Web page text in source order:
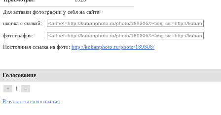
Для вставки фотографии у себя на сайте:
иконка с сылкой:
фотография:
Постоянная ссылка на фото: http://kubanphoto.ru/photo/189306/
Голосование
+ 1 –
Результаты голосования